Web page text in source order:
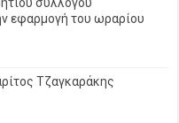
εφαρμογή του ωραρίου
Τζαγκαράκης